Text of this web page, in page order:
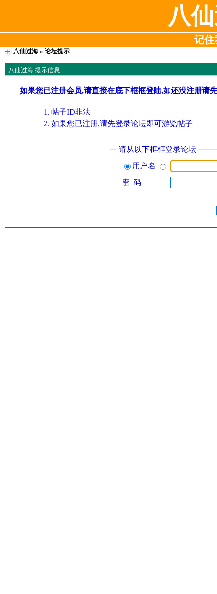
八
记住
八仙过海» 论坛提示
八仙过海 提示信息
如果您已注册会员,请直接在底下框框登陆,如还没注册请
帖子ID非法
如果您已注册,请先登录论坛即可游览帖子
请从以下框框登录论坛
用户名
密 码